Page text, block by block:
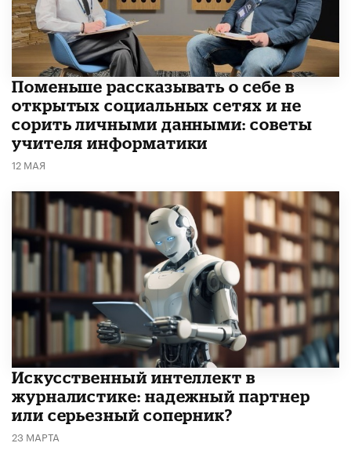
Поменьше рассказывать о себе в
открытых социальных сетях и не
сорить личными данными: советы
учителя информатики
12 МАЯ
Искусственный интеллект в
журналистике: надежный партнер
или серьезный соперник?
23 МАРТА